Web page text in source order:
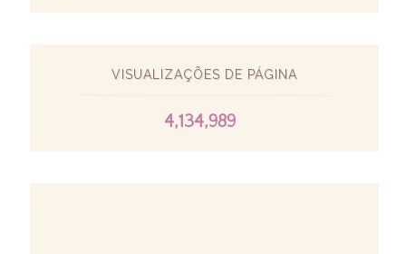
VISUALIZAÇÕES DE PÁGINA
4,134,989